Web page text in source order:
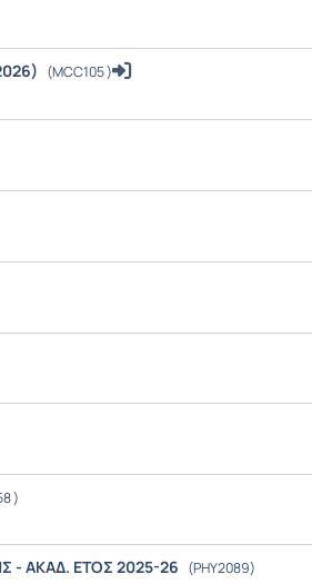
(MCC105 )
)
- ΑΚΑΔ. ΕΤΟΣ 2025-26 (PHY2089)